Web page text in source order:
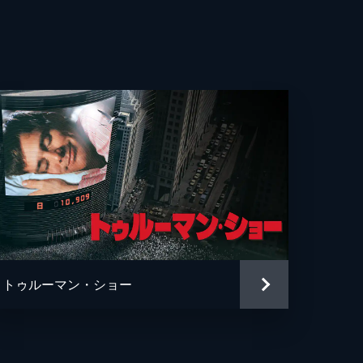
ー・ヘルナンデス
ヴェレット・スコット
・フェイ
・ガプトン
・ペンス
トゥルーマン・ショー